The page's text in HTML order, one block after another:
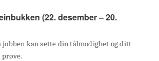
(22. desember – 20.
kan sette din tålmodighet og ditt
prøve.